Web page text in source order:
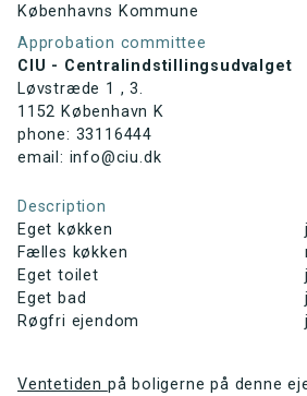
Københavns Kommune
Approbation committee
CIU - Centralindstillingsudvalget
Løvstræde 1 , 3.
1152 København K
phone: 33116444
email: info@ciu.dk
Description
Eget køkken
Fælles køkken
Eget toilet
Eget bad
Røgfri ejendom
Ventetiden på boligerne på denne